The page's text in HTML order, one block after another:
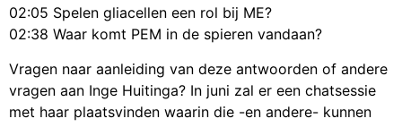
02:05 Spelen gliacellen een rol bij ME?
02:38 Waar komt PEM in de spieren vandaan?
Vragen naar aanleiding van deze antwoorden of andere
vragen aan Inge Huitinga? In juni zal er een chatsessie
met haar plaatsvinden waarin die -en andere- kunnen